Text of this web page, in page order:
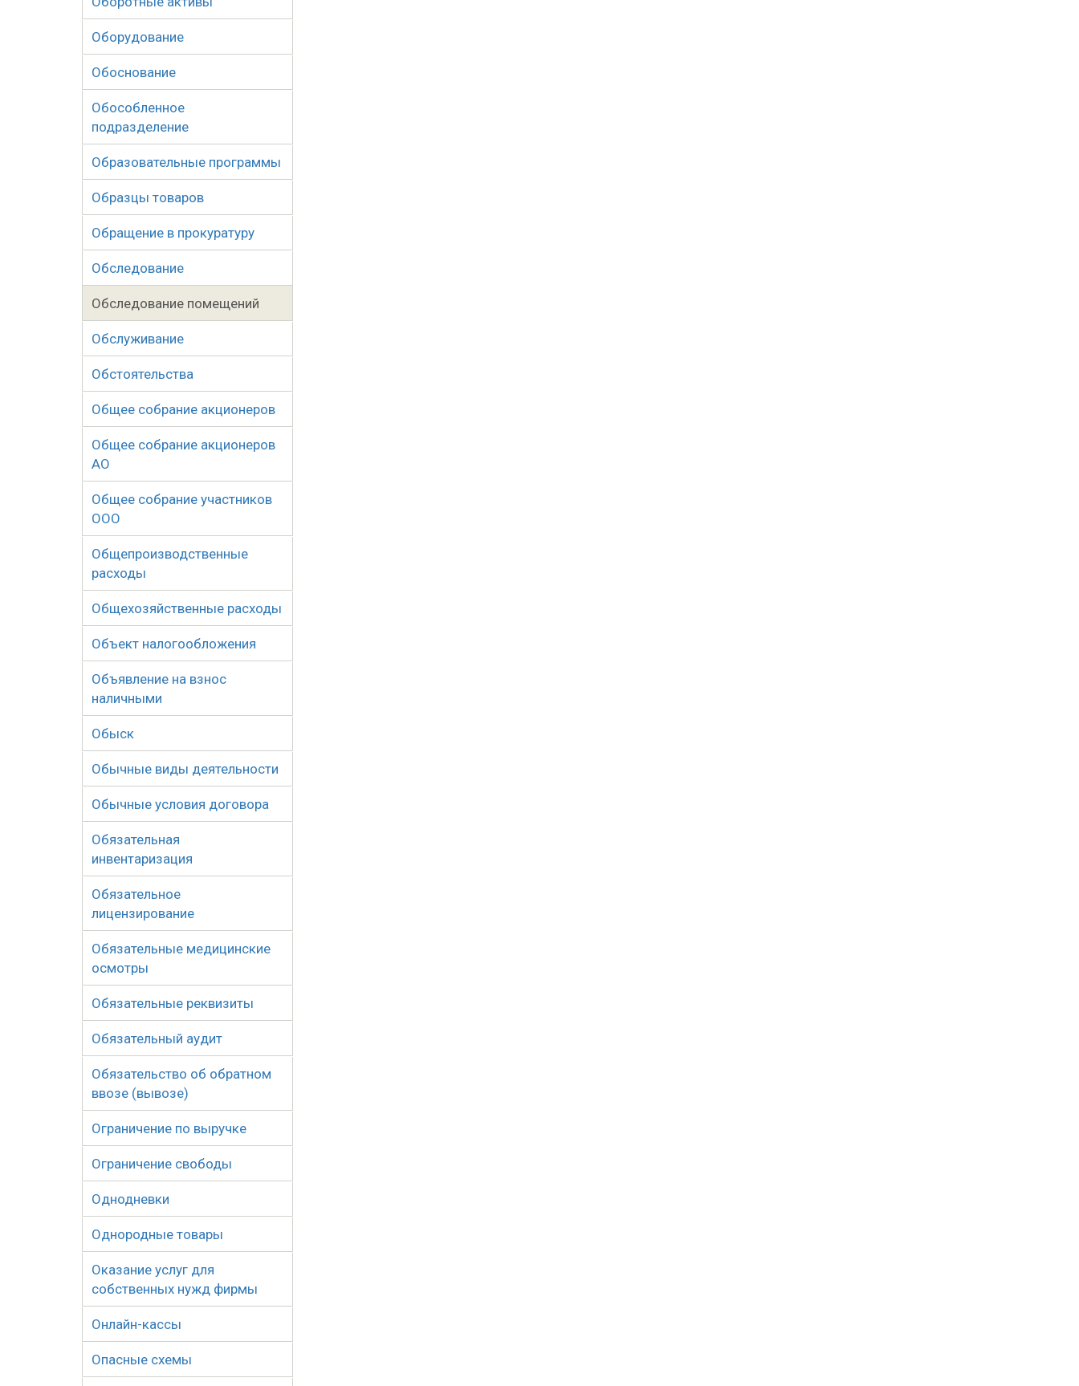
Оборудование
Обоснование
Обособленное
подразделение
Образовательные программы
Образцы товаров
Обращение в прокуратуру
Обследование
Обследование помещений
Обслуживание
Обстоятельства
Общее собрание акционеров
Общее собрание акционеров
АО
Общее собрание участников
ООО
Общепроизводственные
расходы
Общехозяйственные расходы
Объект налогообложения
Объявление на взнос
наличными
Обыск
Обычные виды деятельности
Обычные условия договора
Обязательная
инвентаризация
Обязательное
лицензирование
Обязательные медицинские
осмотры
Обязательные реквизиты
Обязательный аудит
Обязательство об обратном
ввозе (вывозе)
Ограничение по выручке
Ограничение свободы
Однодневки
Однородные товары
Оказание услуг для
собственных нужд фирмы
Онлайн-кассы
Опасные схемы